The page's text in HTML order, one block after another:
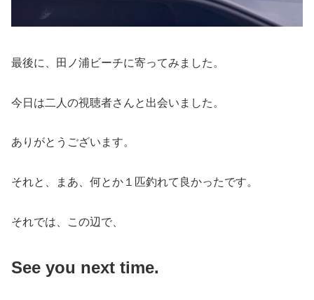
最後に、田ノ浦ビーチに寄ってみました。
今日は二人の視聴者さんと出会いました。
ありがとうございます。
それと、まあ、何とか１匹釣れて良かったです。
それでは、この辺で、
See you next time.